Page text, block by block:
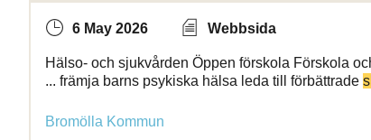
6 May 2026 Webbsida
Hälso- och sjukvården Öppen förskola Förskola
... främja barns psykiska hälsa leda till förbättrade
Bromölla Kommun